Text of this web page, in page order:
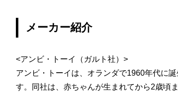
メーカー紹介
<アンビ・トーイ（ガルト社）>
アンビ・トーイは、オランダで1960年代に
す。同社は、赤ちゃんが生まれてから2歳頃